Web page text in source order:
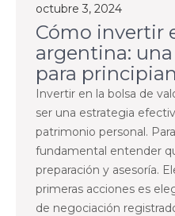
octubre 3, 2024
Cómo invertir
argentina:
para
Invertir en la bolsa de
ser una estrategia
patrimonio personal.
fundamental entender
preparación y asesoría.
primeras acciones es
de negociación